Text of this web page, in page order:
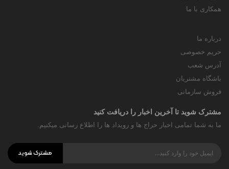
همکاری با ما
درباره ما
حریم خصوصی
آدرس شعب
باشگاه مشتریان
فروش سازمانی
مشترک شوید تا آخرین اخبار را دریافت کنید
ما به شما تمامی اخبار حراج ها و رویداد ها را اطلاع رسانی میکنیم.
مشترک شوید